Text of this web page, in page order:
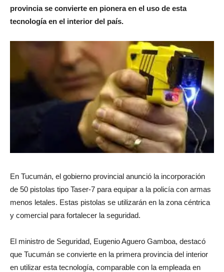
provincia se convierte en pionera en el uso de esta
tecnología en el interior del país.
En Tucumán, el gobierno provincial anunció la incorporación
de 50 pistolas tipo Taser-7 para equipar a la policía con armas
menos letales. Estas pistolas se utilizarán en la zona céntrica
y comercial para fortalecer la seguridad.
El ministro de Seguridad, Eugenio Aguero Gamboa, destacó
que Tucumán se convierte en la primera provincia del interior
en utilizar esta tecnología, comparable con la empleada en